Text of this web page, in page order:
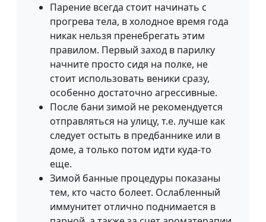
Парение всегда стоит начинать с
прогрева тела, в холодное время года
никак нельзя пренебрегать этим
правилом. Первый заход в парилку
начните просто сидя на полке, не
стоит использовать веники сразу,
особенно достаточно агрессивные.
После бани зимой не рекомендуется
отправляться на улицу, т.е. лучше как
следует остыть в предбаннике или в
доме, а только потом идти куда-то
еще.
Зимой банные процедуры показаны
тем, кто часто болеет. Ослабленный
иммунитет отлично поднимается в